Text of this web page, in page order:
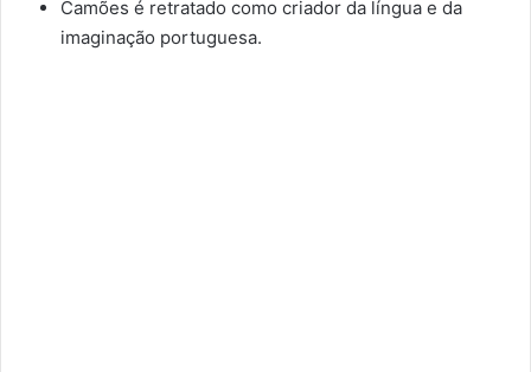
Camões é retratado como criador da língua e da
imaginação portuguesa.